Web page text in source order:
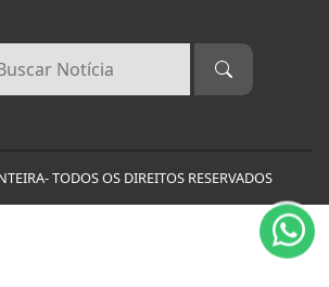
TODOS OS DIREITOS RESERVADOS
e Privacidade